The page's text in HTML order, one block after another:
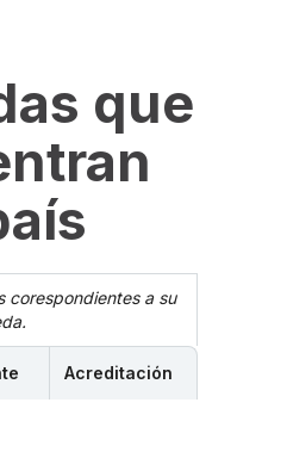
que
corespondientes a su
Acreditación